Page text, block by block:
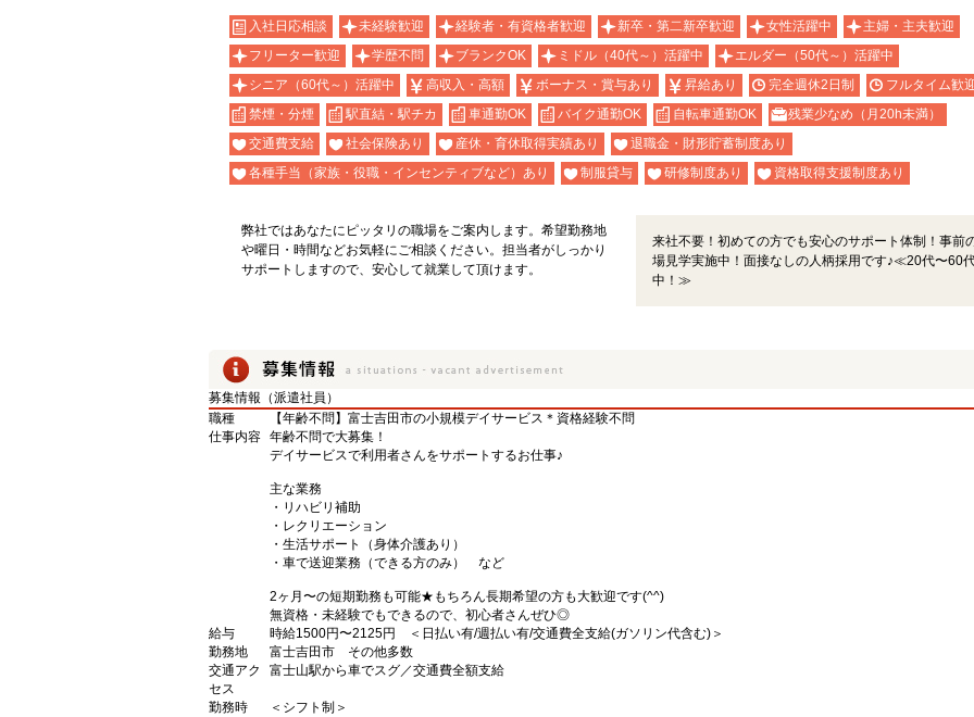
入社日応相談 未経験歓迎 経験者・有資格者歓迎 新卒・第二新卒歓迎 女性活躍中
主婦・主夫歓迎
フリーター歓迎
学歴不問 ブランクOK ミドル（40代～）活躍中
エルダー（50代～）活躍中
シニア（60代～）活躍中
高収入・高額 ボーナス・賞与あり 昇給あり 完全週休2日制
フルタイム歓
禁煙・分煙
駅直結・駅チカ 車通勤OK バイク通勤OK 自転車通勤OK
残業少なめ（月20h未満）
交通費支給
社会保険あり 産休・育休取得実績あり
退職金・財形貯蓄制度あり
各種手当（家族・役職・インセンティブなど）あり
制服貸与 研修制度あり 資格取得支援制度あり
弊社ではあなたにピッタリの職場をご案内します。希望勤務地
や曜日・時間などお気軽にご相談ください。担当者がしっかり
サポートしますので、安心して就業して頂けます。
来社不要！初めての方でも安心のサポート体制！事前
場見学実施中！面接なしの人柄採用です♪≪20代〜60
中！≫
募集情報（派遣社員）
職種
【年齢不問】富士吉田市の小規模デイサービス＊資格経験不問
仕事内容 年齢不問で大募集！
デイサービスで利用者さんをサポートするお仕事♪
主な業務
・リハビリ補助
・レクリエーション
・生活サポート（身体介護あり）
・車で送迎業務（できる方のみ） など
2ヶ月〜の短期勤務も可能★もちろん長期希望の方も大歓迎です(^^)
無資格・未経験でもできるので、初心者さんぜひ◎
給与
時給1500円〜2125円 ＜日払い有/週払い有/交通費全支給(ガソリン代含む)＞
勤務地
富士吉田市 その他多数
交通アク
セス
富士山駅から車でスグ／交通費全額支給
勤務時
＜シフト制＞